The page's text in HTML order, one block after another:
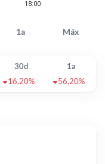
1a Máx
30d
1a
16,20% 56,20%